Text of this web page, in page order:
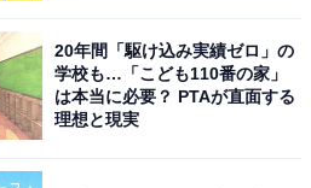
？ 泊まれる？
20年間「駆け込み実績ゼロ」の
学校も…「こども110番の家」
は本当に必要？ PTAが直面する
理想と現実